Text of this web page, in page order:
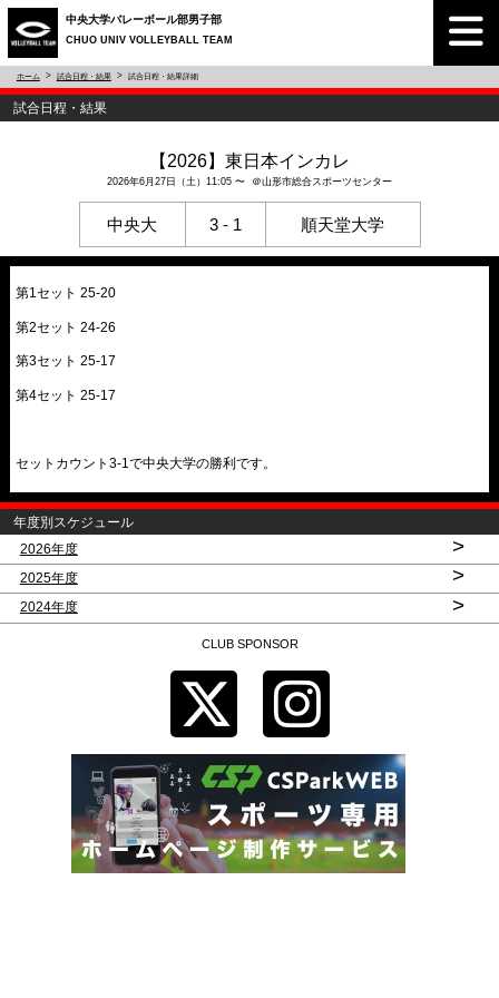
中央大学バレーボール部男子部
CHUO UNIV VOLLEYBALL TEAM
ホーム 試合日程・結果 試合日程・結果詳細
試合日程・結果
【2026】東日本インカレ
2026年6月27日（土）11:05 〜 ＠山形市総合スポーツセンター
中央大 3 - 1 順天堂大学
第1セット 25-20
第2セット 24-26
第3セット 25-17
第4セット 25-17
セットカウント3-1で中央大学の勝利です。
年度別スケジュール
2026年度
>
2025年度 >
2024年度 >
CLUB SPONSOR